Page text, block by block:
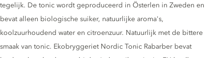
tegelijk. De tonic wordt geproduceerd in Österlen in Zweden en
bevat alleen biologische suiker, natuurlijke aroma's,
koolzuurhoudend water en citroenzuur. Natuurlijk met de bittere
smaak van tonic. Ekobryggeriet Nordic Tonic Rabarber bevat